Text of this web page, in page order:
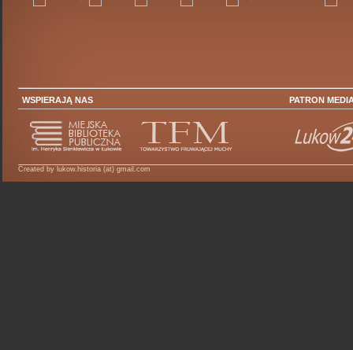
WSPIERAJĄ NAS PATRON
Created by lukow.historia (at) gmail.com